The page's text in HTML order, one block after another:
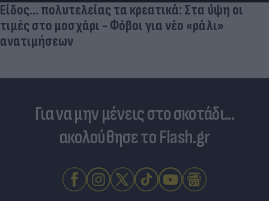
Είδος... πολυτελείας τα κρεατικά: Στα ύψη οι
τιμές στο μοσχάρι - Φόβοι για νέο «ράλι»
ανατιμήσεων
Για να μην μένεις στο σκοτάδι...
ακολούθησε το Flash.gr